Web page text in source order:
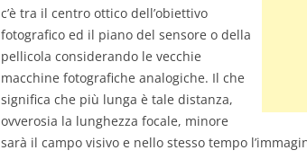
c’è tra il centro ottico dell’obiettivo
fotografico ed il piano del sensore o della
pellicola considerando le vecchie
macchine fotografiche analogiche. Il che
significa che più lunga è tale distanza,
ovverosia la lunghezza focale, minore
sarà il campo visivo e nello stesso tempo